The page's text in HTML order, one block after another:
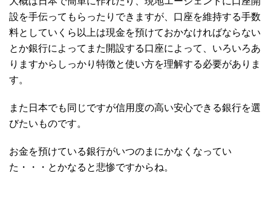
設を手伝ってもらったりできますが、口座を維持する手数
料としていくら以上は現金を預けておかなければならない
とか銀行によってまた開設する口座によって、いろいろあ
りますからしっかり特徴と使い方を理解する必要がありま
す。
また日本でも同じですが信用度の高い安心できる銀行を選
びたいものです。
お金を預けている銀行がいつのまにかなくなってい
た・・・とかなると悲惨ですからね。